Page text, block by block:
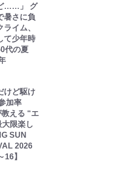
……」 グ
暑さに負
イム、
て少年時
代の夏
けど駆け
加率
える “エ
限楽し
SUN
2026
16】